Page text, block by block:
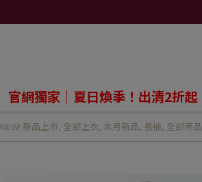
官網獨家｜夏日煥季！出清2折起
NEW! 新品上市, 全部上衣, 本月新品, 長袖, 全部商品